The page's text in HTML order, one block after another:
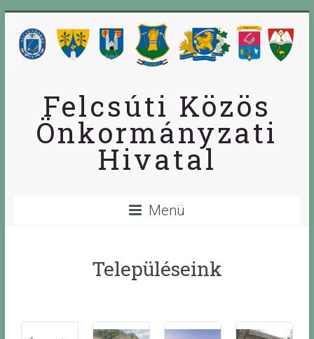
Felcsúti Közös
Önkormányzati
Hivatal
Menü
Településeink